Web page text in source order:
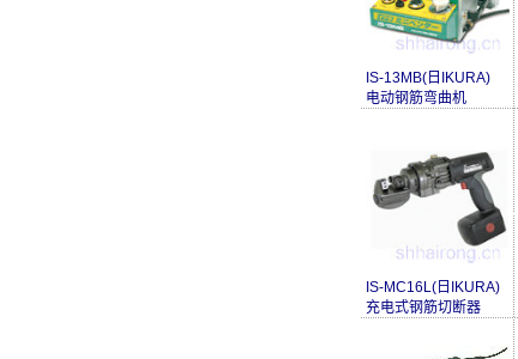
IS-13MB(日IKURA)
电动钢筋弯曲机
IS-MC16L(日IKURA)
充电式钢筋切断器